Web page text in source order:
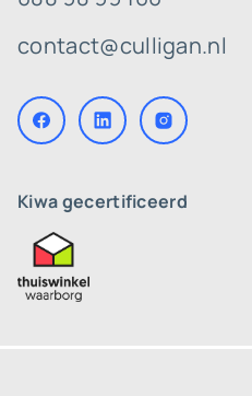
contact@culligan.nl
Kiwa gecertificeerd